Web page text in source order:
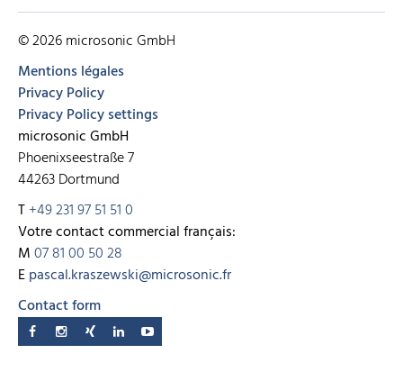
© 2026 microsonic GmbH
Mentions légales
Privacy Policy
Privacy Policy settings
microsonic GmbH
Phoenixseestraße 7
44263 Dortmund
T+49 231 97 51 51 0
Votre contact commercial français:
M07 81 00 50 28
Epascal.kraszewski@microsonic.fr
Contact form